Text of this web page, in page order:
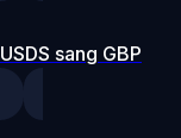
USDS sang GBP